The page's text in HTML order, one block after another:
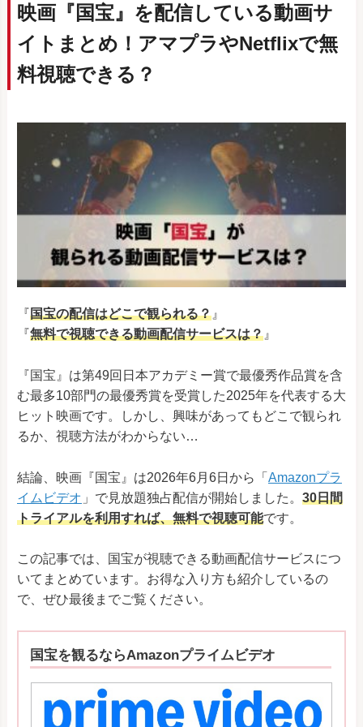
映画『国宝』を配信している動画サ
イトまとめ！アマプラやNetflixで無
料視聴できる？
『国宝の配信はどこで観られる？ 』
『無料で視聴できる動画配信サービスは？ 』
『国宝』は第49回日本アカデミー賞で最優秀作品賞を含
む最多10部門の最優秀賞を受賞した2025年を代表する大
ヒット映画です。しかし、興味があってもどこで観られ
るか、視聴方法がわからない…
結論、映画『国宝』は2026年6月6日から「 Amazonプラ
イムビデオ 」で見放題独占配信が開始しました。 30日間
トライアルを利用すれば、無料で視聴可能です。
この記事では、国宝が視聴できる動画配信サービスにつ
いてまとめています。お得な入り方も紹介しているの
で、ぜひ最後までご覧ください。
国宝を観るならAmazonプライムビデオ